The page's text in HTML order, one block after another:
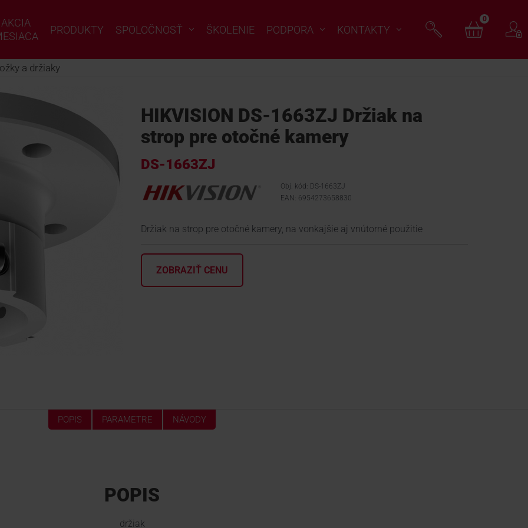
AKCIA
PRODUKTY SPOLOČNOSŤ ŠKOLENIE PODPORA KONTAKTY
0
a držiaky
HIKVISION DS-1663ZJ Držiak na
strop pre otočné kamery
DS-1663ZJ
Obj. kód: DS-1663ZJ
EAN: 6954273658830
Držiak na strop pre otočné kamery, na vonkajšie aj vnútorné použitie
ZOBRAZIŤ CENU
POPIS PARAMETRE NÁVODY
POPIS
držiak